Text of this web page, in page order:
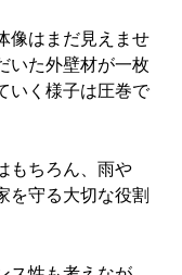
像はまだ見えませ
いた外壁材が一枚
いく様子は圧巻で
もちろん、雨や
を守る大切な役割